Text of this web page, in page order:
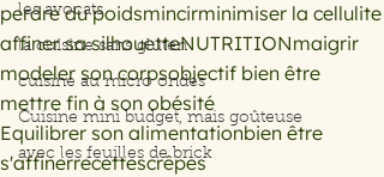
les avocats
la cuisine sans gluten
cuisine au micro ondes
Cuisine mini budget, mais goûteuse
avec les feuilles de brick
perdre du poidsmincirminimiser la cellulite
affiner sa silhouetteNUTRITIONmaigrir
modeler son corpsobjectif bien être
mettre fin à son obésité
Equilibrer son alimentationbien être
s'affinerrecettescrêpes